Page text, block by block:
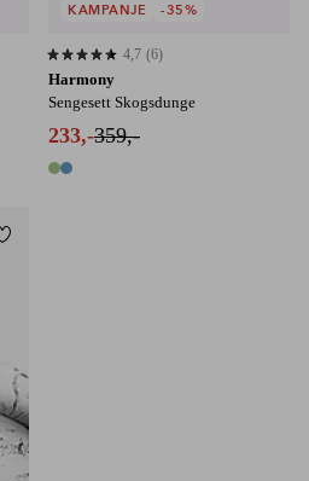
Harmony
Sengesett Skogsdunge
233,-359,-
2 farger
4,7 basert på 6 karaktergivninger
4,7 (6)
KAMPANJE -35%
Legg til favoritter